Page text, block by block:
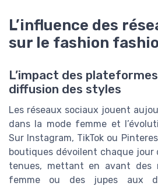
L’influence des
sur le fashion
L’impact des
diffusion des styles
Les réseaux sociaux jouent
dans la mode femme et
Sur Instagram, TikTok ou
boutiques dévoilent chaque jour
tenues, mettant en avant des
femme ou des jupes aux